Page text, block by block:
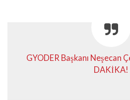
GYODER Başkanı Neşecan
DAKİKA!